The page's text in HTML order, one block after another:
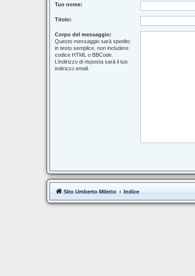
Tuo nome:
Titolo:
Corpo del messaggio:
Questo messaggio sarà spedito
in testo semplice, non includere
codice HTML o BBCode.
L’indirizzo di risposta sarà il tuo
indirizzo email.
Sito Umberto Miletto Indice